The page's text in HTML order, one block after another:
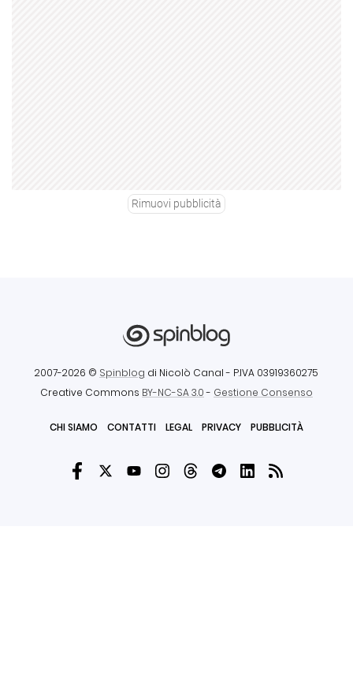
Rimuovi pubblicità
2007-2026 © Spinblog di Nicolò Canal - P.IVA 03919360275
Creative Commons BY-NC-SA 3.0- Gestione Consenso
CHI SIAMO CONTATTI LEGAL PRIVACY PUBBLICITÀ